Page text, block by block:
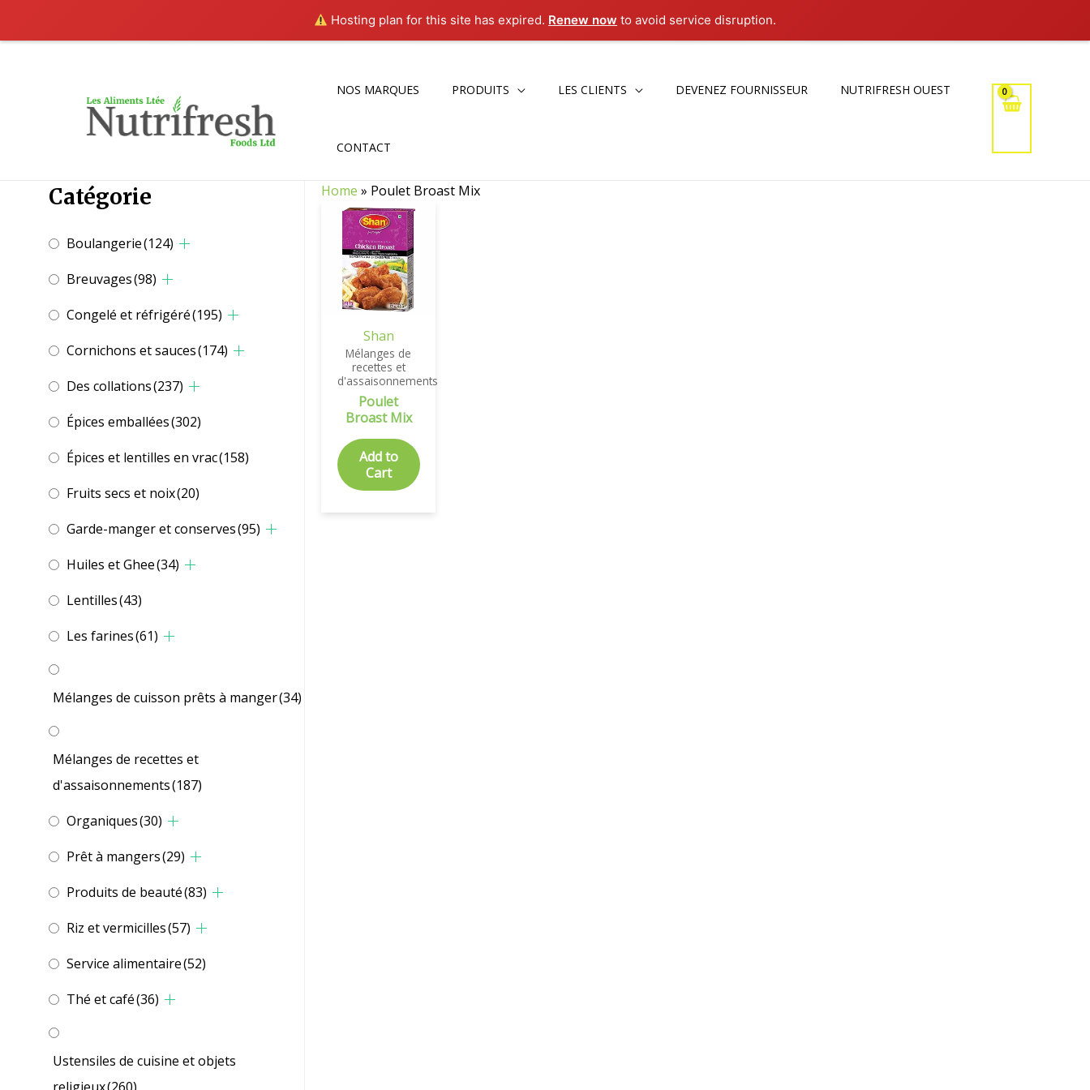
Hosting plan for this site has expired. Renew now to avoid service disruption.
NOS MARQUES PRODUITS LES CLIENTS DEVENEZ FOURNISSEUR NUTRIFRESH OUEST
CONTACT
Catégorie
Boulangerie(124)
Breuvages(98)
Congelé et réfrigéré(195)
Cornichons et sauces(174)
Des collations(237)
Épices emballées(302)
Épices et lentilles en vrac(158)
Fruits secs et noix(20)
Garde-manger et conserves(95)
Huiles et Ghee(34)
Lentilles(43)
Les farines(61)
Mélanges de cuisson prêts à manger(34)
Mélanges de recettes et
d'assaisonnements(187)
Organiques(30)
Prêt à mangers(29)
Produits de beauté(83)
Riz et vermicilles(57)
Service alimentaire(52)
Thé et café(36)
Ustensiles de cuisine et objets
Home » Poulet Broast Mix
Shan
Mélanges de
recettes et
d'assaisonnements
Poulet
Broast Mix
Add to
Cart